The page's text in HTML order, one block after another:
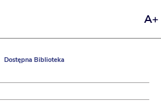
Dostępna Biblioteka